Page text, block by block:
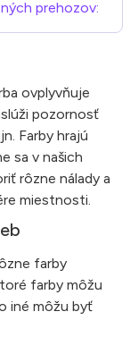
prehozov:
ovplyvňuje
pozornosť
Farby hrajú
sa v našich
rôzne nálady a
miestnosti.
farby
farby môžu
iné môžu byť